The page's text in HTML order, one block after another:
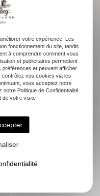
santé. À consommer avec
au moins cinq fruits et
-Mentions légales
votre expérience. Les
fonctionnement du site, tandis
à comprendre comment vous
et publicitaires permettent
préférences et peuvent afficher
contrôlez vos cookies via les
vous acceptez notre
Politique de Confidentialité.
de votre visite !